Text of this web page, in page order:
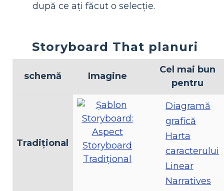
după ce ați făcut o selecție.
Storyboard That planuri
schemă Imagine
Cel mai bun
pentru
Tradiţional
Diagramă
grafică
Harta
caracterului
Linear
Narratives